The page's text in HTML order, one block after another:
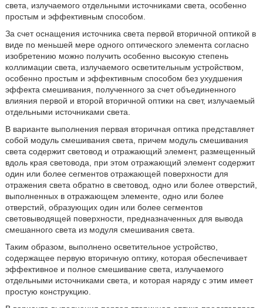
света, излучаемого отдельными источниками света, особенно
простым и эффективным способом.
За счет оснащения источника света первой вторичной оптикой в
виде по меньшей мере одного оптического элемента согласно
изобретению можно получить особенно высокую степень
коллимации света, излучаемого осветительным устройством,
особенно простым и эффективным способом без ухудшения
эффекта смешивания, полученного за счет объединенного
влияния первой и второй вторичной оптики на свет, излучаемый
отдельными источниками света.
В варианте выполнения первая вторичная оптика представляет
собой модуль смешивания света, причем модуль смешивания
света содержит световод и отражающий элемент, размещенный
вдоль края световода, при этом отражающий элемент содержит
один или более сегментов отражающей поверхности для
отражения света обратно в световод, одно или более отверстий,
выполненных в отражающем элементе, одно или более
отверстий, образующих один или более сегментов
световыводящей поверхности, предназначенных для вывода
смешанного света из модуля смешивания света.
Таким образом, выполнено осветительное устройство,
содержащее первую вторичную оптику, которая обеспечивает
эффективное и полное смешивание света, излучаемого
отдельными источниками света, и которая наряду с этим имеет
простую конструкцию.